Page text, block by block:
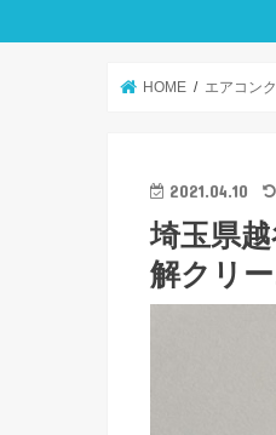
HOME エアコン
2021.04.10
埼玉県
解クリ